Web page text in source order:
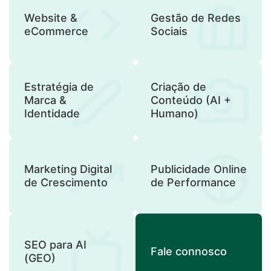
Website &
eCommerce
Gestão de Redes
Sociais
Estratégia de
Marca &
Identidade
Criação de
Conteúdo (AI +
Humano)
Marketing Digital
de Crescimento
Publicidade Online
de Performance
SEO para AI
(GEO)
Fale connosco